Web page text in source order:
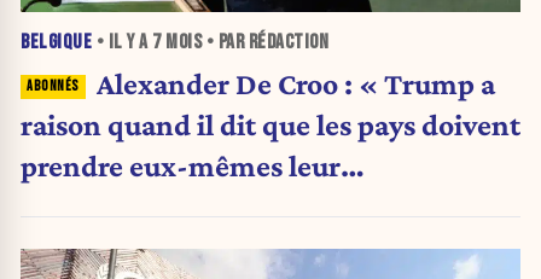
BELGIQUE • IL Y A 7 MOIS• PAR RÉDACTION
Alexander De Croo : « Trump a
raison quand il dit que les pays doivent
prendre eux-mêmes leur